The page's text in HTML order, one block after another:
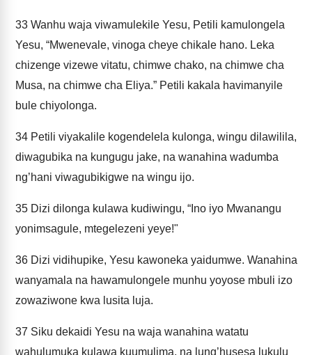
33 Wanhu waja viwamulekile Yesu, Petili kamulongela
Yesu, “Mwenevale, vinoga cheye chikale hano. Leka
chizenge vizewe vitatu, chimwe chako, na chimwe cha
Musa, na chimwe cha Eliya.” Petili kakala havimanyile
bule chiyolonga.
34 Petili viyakalile kogendelela kulonga, wingu dilawilila,
diwagubika na kungugu jake, na wanahina wadumba
ng’hani viwagubikigwe na wingu ijo.
35 Dizi dilonga kulawa kudiwingu, “Ino iyo Mwanangu
yonimsagule, mtegelezeni yeye!"
36 Dizi vidihupike, Yesu kawoneka yaidumwe. Wanahina
wanyamala na hawamulongele munhu yoyose mbuli izo
zowaziwone kwa lusita luja.
37 Siku dekaidi Yesu na waja wanahina watatu
wahulumuka kulawa kuumulima, na lung’husesa lukulu